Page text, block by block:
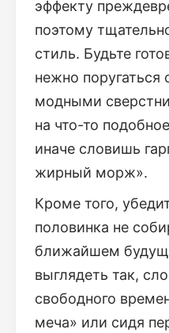
эффекту
поэтому
стиль. Будьте
нежно
модными
на что-то
иначе словишь
жирный морж».
Кроме того,
половинка не
ближайшем
выглядеть так,
свободного
меча» или сидя